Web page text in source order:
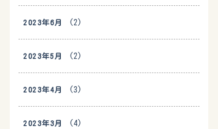
2023年6月 (2)
2023年5月 (2)
2023年4月 (3)
2023年3月 (4)